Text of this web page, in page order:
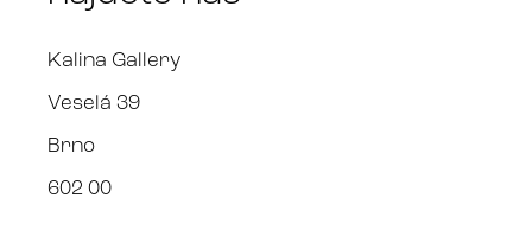
Kalina Gallery
Veselá 39
Brno
602 00